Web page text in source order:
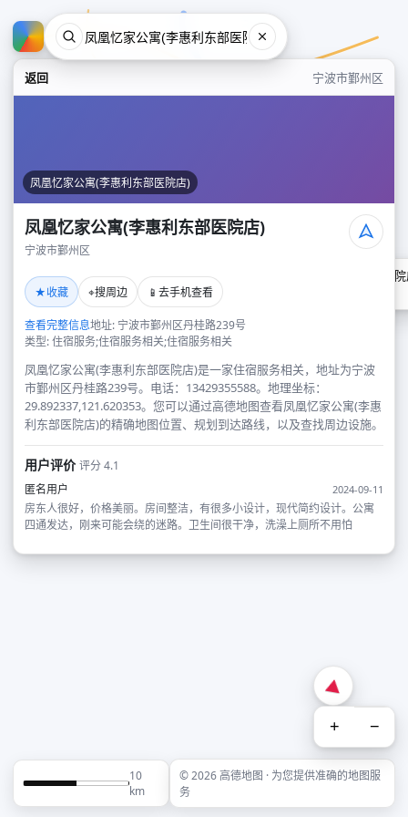
返回 宁波市鄞州区
凤凰忆家公寓(李惠利东部医院店)
凤凰忆家公寓(李惠利东部医院店)
宁波市鄞州区
★收藏 ⌖搜周边 📱 去手机查看
查看完整信息地址: 宁波市鄞州区丹桂路239号
类型: 住宿服务;住宿服务相关;住宿服务相关
凤凰忆家公寓(李惠利东部医院店)是一家住宿服务相关，地址为宁波
市鄞州区丹桂路239号。电话：13429355588。地理坐标：
29.892337,121.620353。您可以通过高德地图查看凤凰忆家公寓(李惠
利东部医院店)的精确地图位置、规划到达路线，以及查找周边设施。
用户评价评分 4.1
匿名用户
2024-09-11
房东人很好，价格美丽。房间整洁，有很多小设计，现代简约设计。公寓
四通发达，刚来可能会绕的迷路。卫生间很干净，洗澡上厕所不用怕
凤凰忆家公寓(李惠利东部医
+ −
10
km
© 2026 高德地图 · 为您提供准确的地图服
务